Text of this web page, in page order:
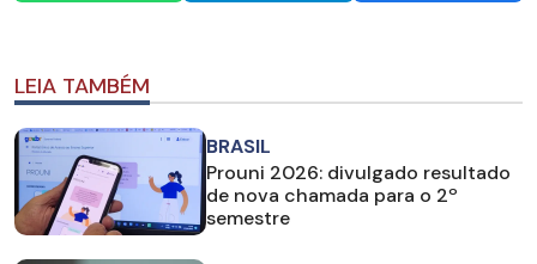
LEIA TAMBÉM
BRASIL
Prouni 2026: divulgado resultado
de nova chamada para o 2º
semestre